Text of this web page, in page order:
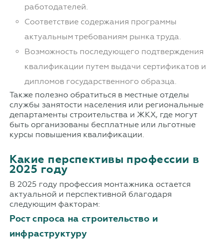
работодателей.
Соответствие содержания программы
актуальным требованиям рынка труда.
Возможность последующего подтверждения
квалификации путем выдачи сертификатов и
дипломов государственного образца.
Также полезно обратиться в местные отделы
службы занятости населения или региональные
департаменты строительства и ЖКХ, где могут
быть организованы бесплатные или льготные
курсы повышения квалификации.
Какие перспективы профессии в
2025 году
В 2025 году профессия монтажника остается
актуальной и перспективной благодаря
следующим факторам:
Рост спроса на строительство и
инфраструктуру